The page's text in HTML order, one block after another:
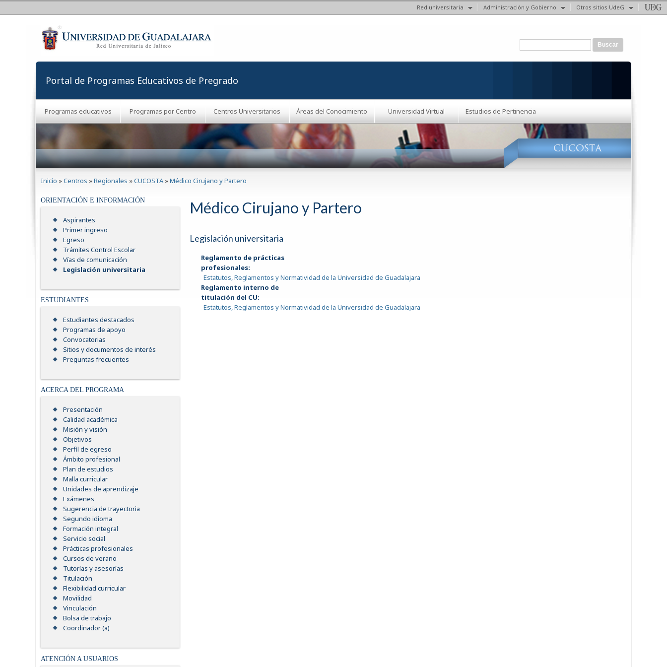
Red universitaria Administración y Gobierno Otros sitios UdeG
Formulario de búsqueda
Portal de Programas Educativos de Pregrado
Programas educativos Programas por Centro Centros Universitarios Áreas del Conocimiento Universidad Virtual Estudios de Pertinencia
Inicio »Centros »Regionales »CUCOSTA »Médico Cirujano y Partero
ORIENTACIÓN E INFORMACIÓN
Aspirantes
Primer ingreso
Egreso
Trámites Control Escolar
Vías de comunicación
Legislación universitaria
ESTUDIANTES
Estudiantes destacados
Programas de apoyo
Convocatorias
Sitios y documentos de interés
Preguntas frecuentes
ACERCA DEL PROGRAMA
Presentación
Calidad académica
Misión y visión
Objetivos
Perfil de egreso
Ámbito profesional
Plan de estudios
Malla curricular
Unidades de aprendizaje
Exámenes
Sugerencia de trayectoria
Segundo idioma
Formación integral
Servicio social
Prácticas profesionales
Cursos de verano
Tutorías y asesorías
Titulación
Flexibilidad curricular
Movilidad
Vinculación
Bolsa de trabajo
Coordinador (a)
ATENCIÓN A USUARIOS
Médico Cirujano y Partero
Legislación universitaria
Reglamento de prácticas
profesionales:
Estatutos, Reglamentos y Normatividad de la Universidad de Guadalajara
Reglamento interno de
titulación del CU:
Estatutos, Reglamentos y Normatividad de la Universidad de Guadalajara